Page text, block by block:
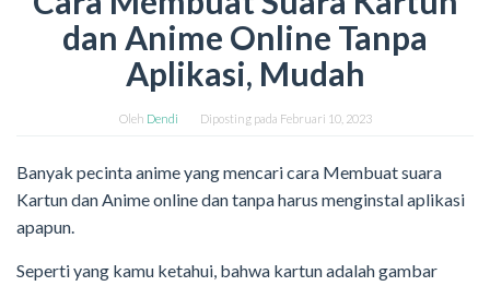
dan Anime Online Tanpa
Aplikasi, Mudah
Oleh Dendi Diposting pada Februari 10, 2023
Banyak pecinta anime yang mencari cara Membuat suara
Kartun dan Anime online dan tanpa harus menginstal aplikasi
apapun.
Seperti yang kamu ketahui, bahwa kartun adalah gambar